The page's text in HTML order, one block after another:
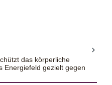
das körperliche
Energiefeld gezielt gegen